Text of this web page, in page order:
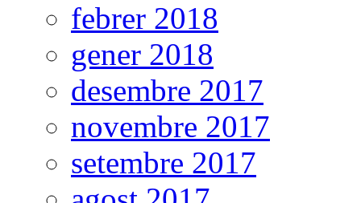
febrer 2018
gener 2018
desembre 2017
novembre 2017
setembre 2017